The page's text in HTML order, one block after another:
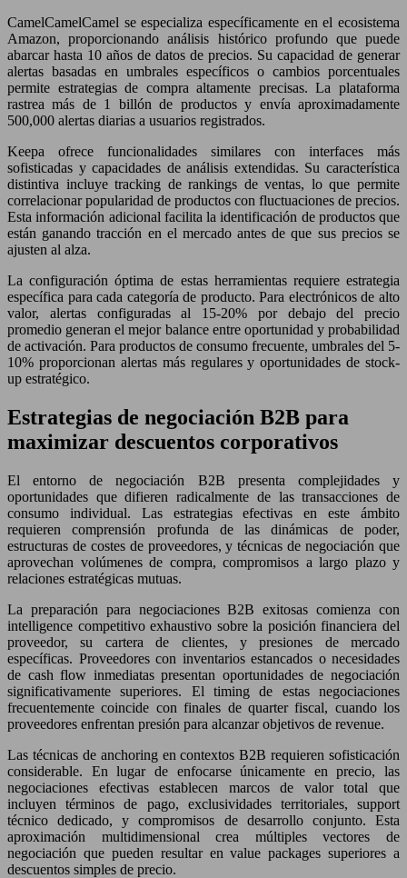
CamelCamelCamel se especializa específicamente en el ecosistema
Amazon, proporcionando análisis histórico profundo que puede
abarcar hasta 10 años de datos de precios. Su capacidad de generar
alertas basadas en umbrales específicos o cambios porcentuales
permite estrategias de compra altamente precisas. La plataforma
rastrea más de 1 billón de productos y envía aproximadamente
500,000 alertas diarias a usuarios registrados.
Keepa ofrece funcionalidades similares con interfaces más
sofisticadas y capacidades de análisis extendidas. Su característica
distintiva incluye tracking de rankings de ventas, lo que permite
correlacionar popularidad de productos con fluctuaciones de precios.
Esta información adicional facilita la identificación de productos que
están ganando tracción en el mercado antes de que sus precios se
ajusten al alza.
La configuración óptima de estas herramientas requiere estrategia
específica para cada categoría de producto. Para electrónicos de alto
valor, alertas configuradas al 15-20% por debajo del precio
promedio generan el mejor balance entre oportunidad y probabilidad
de activación. Para productos de consumo frecuente, umbrales del 5-
10% proporcionan alertas más regulares y oportunidades de stock-
up estratégico.
Estrategias de negociación B2B para
maximizar descuentos corporativos
El entorno de negociación B2B presenta complejidades y
oportunidades que difieren radicalmente de las transacciones de
consumo individual. Las estrategias efectivas en este ámbito
requieren comprensión profunda de las dinámicas de poder,
estructuras de costes de proveedores, y técnicas de negociación que
aprovechan volúmenes de compra, compromisos a largo plazo y
relaciones estratégicas mutuas.
La preparación para negociaciones B2B exitosas comienza con
intelligence competitivo exhaustivo sobre la posición financiera del
proveedor, su cartera de clientes, y presiones de mercado
específicas. Proveedores con inventarios estancados o necesidades
de cash flow inmediatas presentan oportunidades de negociación
significativamente superiores. El timing de estas negociaciones
frecuentemente coincide con finales de quarter fiscal, cuando los
proveedores enfrentan presión para alcanzar objetivos de revenue.
Las técnicas de anchoring en contextos B2B requieren sofisticación
considerable. En lugar de enfocarse únicamente en precio, las
negociaciones efectivas establecen marcos de valor total que
incluyen términos de pago, exclusividades territoriales, support
técnico dedicado, y compromisos de desarrollo conjunto. Esta
aproximación multidimensional crea múltiples vectores de
negociación que pueden resultar en value packages superiores a
descuentos simples de precio.